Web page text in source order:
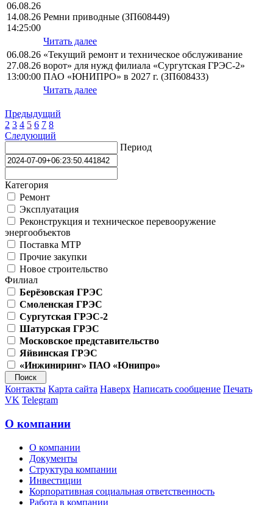
06.08.26
14.08.26
14:25:00
Ремни приводные (ЗП608449)
Читать далее
06.08.26
27.08.26
13:00:00
«Текущий ремонт и техническое обслуживание
ворот» для нужд филиала «Сургутская ГРЭС-2»
ПАО «ЮНИПРО» в 2027 г. (ЗП608433)
Читать далее
Предыдущий
2 3 4 5 6 7 8
Следующий
Период
Категория
Ремонт
Эксплуатация
Реконструкция и техническое перевооружение
энергообъектов
Поставка МТР
Прочие закупки
Новое строительство
Филиал
Берёзовская ГРЭС
Смоленская ГРЭС
Сургутская ГРЭС-2
Шатурская ГРЭС
Московское представительство
Яйвинская ГРЭС
«Инжиниринг» ПАО «Юнипро»
Контакты Карта сайта Наверх Написать сообщение Печать
VK Telegram
О компании
О компании
Документы
Структура компании
Инвестиции
Корпоративная социальная ответственность
Работа в компании